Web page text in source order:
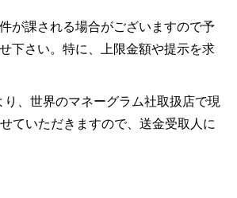
が課される場合がございますので予
下さい。特に、上限金額や提示を求
、世界のマネーグラム社取扱店で現
ていただきますので、送金受取人に